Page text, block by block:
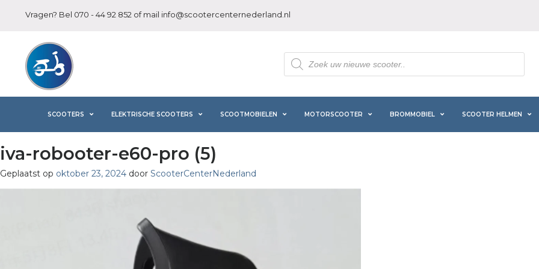
Vragen? Bel 070 - 44 92 852 of mail info@scootercenternederland.nl
Producten
zoeken
SCOOTERS ELEKTRISCHE SCOOTERS SCOOTMOBIELEN MOTORSCOOTER BROMMOBIEL SCOOTER HELMEN
iva-robooter-e60-pro (5)
Geplaatst op oktober 23, 2024 door ScooterCenterNederland